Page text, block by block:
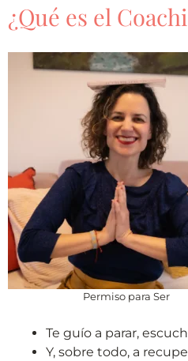
¿Qué es el
Permiso para Ser
Te guío a parar,
Y, sobre todo, a